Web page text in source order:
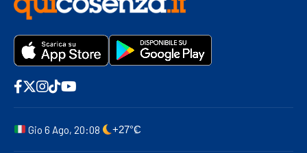
Gio 6 Ago, 20:08 +27°C